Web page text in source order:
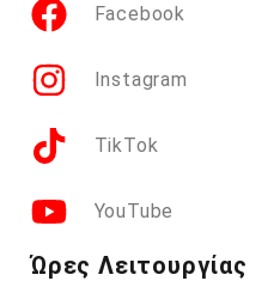
Facebook
Instagram
TikTok
YouTube
Ώρες Λειτουργίας